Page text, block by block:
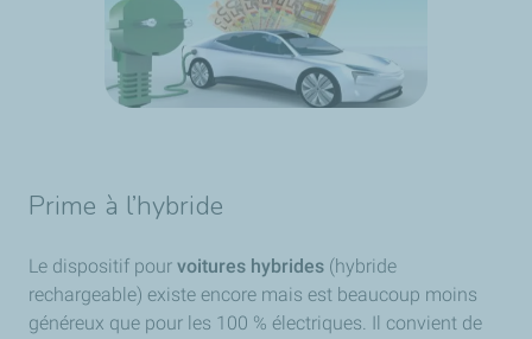
Prime à l’hybride
Le dispositif pour voitures hybrides (hybride
rechargeable) existe encore mais est beaucoup moins
généreux que pour les 100 % électriques. Il convient de